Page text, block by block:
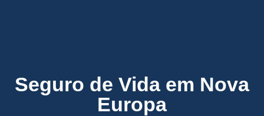
Seguro de Vida em Nova
Europa